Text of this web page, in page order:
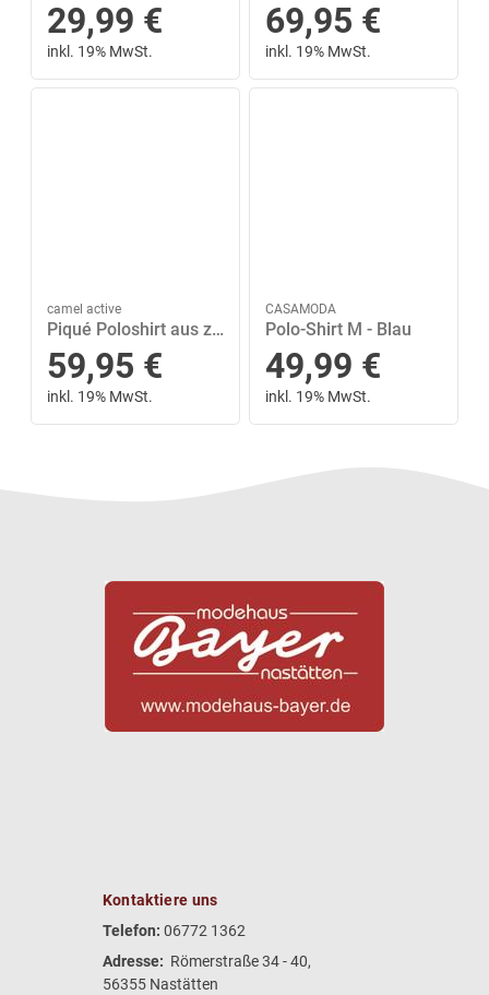
29,99 €
inkl. 19% MwSt.
69,95 €
inkl. 19% MwSt.
camel active
Piqué Poloshirt aus zertifiziertem Organic Cotton XXL Regular Fit - Khaki
59,95 €
inkl. 19% MwSt.
CASAMODA
Polo-Shirt M - Blau
49,99 €
inkl. 19% MwSt.
Kontaktiere uns
Telefon: 06772 1362
Adresse: Römerstraße 34 - 40,
56355 Nastätten